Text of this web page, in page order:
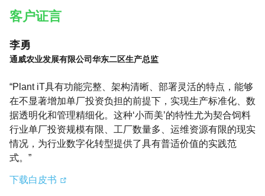
客户证言
李勇
通威农业发展有限公司华东二区生产总监
“Plant iT具有功能完整、架构清晰、部署灵活的特点，能够
在不显著增加单厂投资负担的前提下，实现生产标准化、数
据透明化和管理精细化。这种‘小而美’的特性尤为契合饲料
行业单厂投资规模有限、工厂数量多、运维资源有限的现实
情况，为行业数字化转型提供了具有普适价值的实践范
式。”
下载白皮书